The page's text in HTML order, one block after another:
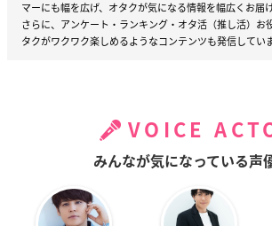
マーにも幅を広げ、オタクが気になる情報を幅広くお届
さらに、アンケート・ランキング・オタ活（推し活）お
タクがワクワク楽しめるようなコンテンツも発信していま
VOICE
みんなが気になっている声